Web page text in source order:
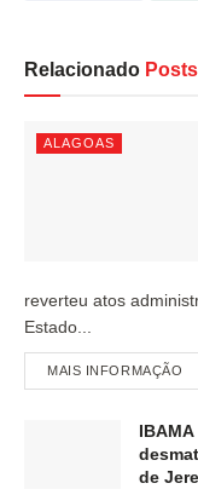
Relacionado Posts
ALAGOAS
reverteu atos
Estado...
MAIS INFORMAÇÃO
de